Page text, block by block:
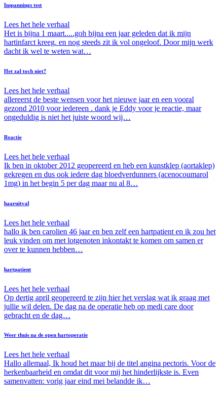
Inspannings test
Lees het hele verhaal
Het is bijna 1 maart.....goh bijna een jaar geleden dat ik mijn
hartinfarct kreeg. en nog steeds zit ik vol ongeloof. Door mijn werk
dacht ik wel te weten wat…
Het zal toch niet?
Lees het hele verhaal
allereerst de beste wensen voor het nieuwe jaar en een vooral
gezond 2010 voor iedereen . dank je Eddy voor je reactie, maar
ongeduldig is niet het juiste woord wij…
Reactie
Lees het hele verhaal
Ik ben in oktober 2012 geopereerd en heb een kunstklep (aortaklep)
gekregen en dus ook iedere dag bloedverdunners (acenocoumarol
1mg) in het begin 5 per dag maar nu al 8…
haaruitval
Lees het hele verhaal
hallo ik ben carolien 46 jaar en ben zelf een hartpatient en ik zou het
leuk vinden om met lotgenoten inkontakt te komen om samen er
over te kunnen hebben…
hartpatient
Lees het hele verhaal
Op dertig april geopereerd te zijn hier het verslag wat ik graag met
jullie wil delen. De dag na de operatie heb op medi care door
gebracht en de dag…
Weer thuis na de open hartoperatie
Lees het hele verhaal
Hallo allemaal, Ik houd het maar bij de titel angina pectoris. Voor de
herkenbaarheid en omdat dit voor mij het hinderlijkste is. Even
samenvatten: vorig jaar eind mei belandde ik…